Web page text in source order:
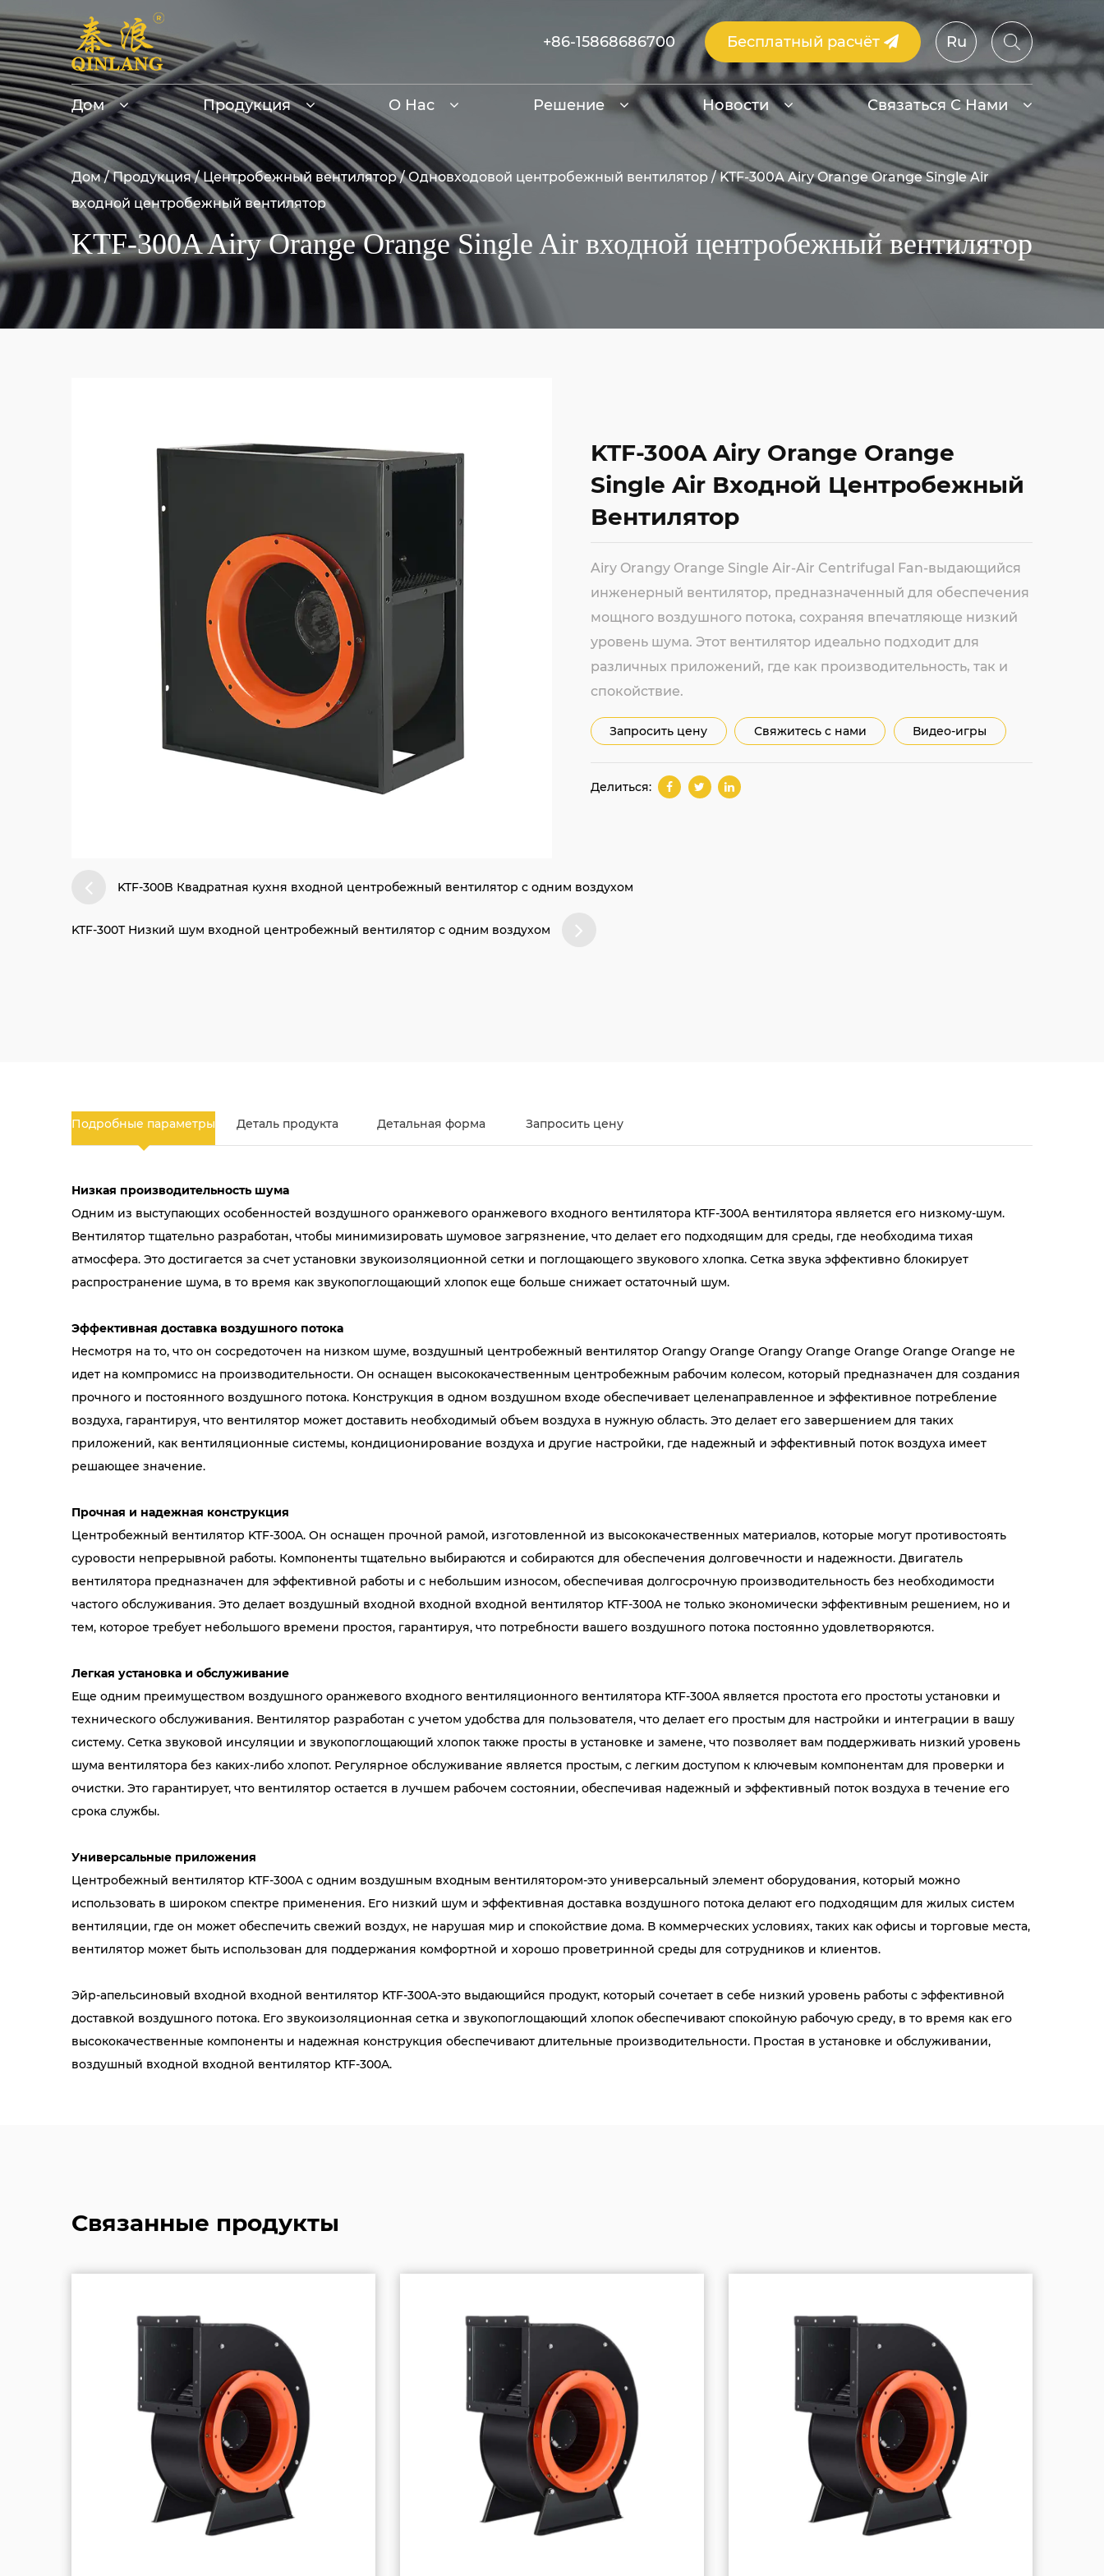
+86-15868686700 Бесплатный расчёт Ru
Дом Продукция О Нас Решение Новости Связаться С Нами
Дом/Продукция/Центробежный вентилятор/Одновходовой центробежный вентилятор /KTF-300A Airy Orange Orange Single Air
входной центробежный вентилятор
KTF-300A Airy Orange Orange Single Air входной центробежный вентилятор
KTF-300A Airy Orange Orange
Single Air Входной Центробежный
Вентилятор
Airy Orangy Orange Single Air-Air Centrifugal Fan-выдающийся
инженерный вентилятор, предназначенный для обеспечения
мощного воздушного потока, сохраняя впечатляюще низкий
уровень шума. Этот вентилятор идеально подходит для
различных приложений, где как производительность, так и
спокойствие.
Запросить цену Свяжитесь с нами Видео-игры
Делиться:
KTF-300B Квадратная кухня входной центробежный вентилятор с одним воздухом
KTF-300T Низкий шум входной центробежный вентилятор с одним воздухом
Подробные параметры Деталь продукта Детальная форма Запросить цену
Низкая производительность шума
Одним из выступающих особенностей воздушного оранжевого оранжевого входного вентилятора KTF-300A вентилятора является его низкому-шум.
Вентилятор тщательно разработан, чтобы минимизировать шумовое загрязнение, что делает его подходящим для среды, где необходима тихая
атмосфера. Это достигается за счет установки звукоизоляционной сетки и поглощающего звукового хлопка. Сетка звука эффективно блокирует
распространение шума, в то время как звукопоглощающий хлопок еще больше снижает остаточный шум.
Эффективная доставка воздушного потока
Несмотря на то, что он сосредоточен на низком шуме, воздушный центробежный вентилятор Orangy Orange Orangy Orange Orange Orange Orange не
идет на компромисс на производительности. Он оснащен высококачественным центробежным рабочим колесом, который предназначен для создания
прочного и постоянного воздушного потока. Конструкция в одном воздушном входе обеспечивает целенаправленное и эффективное потребление
воздуха, гарантируя, что вентилятор может доставить необходимый объем воздуха в нужную область. Это делает его завершением для таких
приложений, как вентиляционные системы, кондиционирование воздуха и другие настройки, где надежный и эффективный поток воздуха имеет
решающее значение.
Прочная и надежная конструкция
Центробежный вентилятор KTF-300A. Он оснащен прочной рамой, изготовленной из высококачественных материалов, которые могут противостоять
суровости непрерывной работы. Компоненты тщательно выбираются и собираются для обеспечения долговечности и надежности. Двигатель
вентилятора предназначен для эффективной работы и с небольшим износом, обеспечивая долгосрочную производительность без необходимости
частого обслуживания. Это делает воздушный входной входной входной вентилятор KTF-300A не только экономически эффективным решением, но и
тем, которое требует небольшого времени простоя, гарантируя, что потребности вашего воздушного потока постоянно удовлетворяются.
Легкая установка и обслуживание
Еще одним преимуществом воздушного оранжевого входного вентиляционного вентилятора KTF-300A является простота его простоты установки и
технического обслуживания. Вентилятор разработан с учетом удобства для пользователя, что делает его простым для настройки и интеграции в вашу
систему. Сетка звуковой инсуляции и звукопоглощающий хлопок также просты в установке и замене, что позволяет вам поддерживать низкий уровень
шума вентилятора без каких-либо хлопот. Регулярное обслуживание является простым, с легким доступом к ключевым компонентам для проверки и
очистки. Это гарантирует, что вентилятор остается в лучшем рабочем состоянии, обеспечивая надежный и эффективный поток воздуха в течение его
срока службы.
Универсальные приложения
Центробежный вентилятор KTF-300A с одним воздушным входным вентилятором-это универсальный элемент оборудования, который можно
использовать в широком спектре применения. Его низкий шум и эффективная доставка воздушного потока делают его подходящим для жилых систем
вентиляции, где он может обеспечить свежий воздух, не нарушая мир и спокойствие дома. В коммерческих условиях, таких как офисы и торговые места,
вентилятор может быть использован для поддержания комфортной и хорошо проветринной среды для сотрудников и клиентов.
Эйр-апельсиновый входной входной вентилятор KTF-300A-это выдающийся продукт, который сочетает в себе низкий уровень работы с эффективной
доставкой воздушного потока. Его звукоизоляционная сетка и звукопоглощающий хлопок обеспечивают спокойную рабочую среду, в то время как его
высококачественные компоненты и надежная конструкция обеспечивают длительные производительности. Простая в установке и обслуживании,
воздушный входной входной вентилятор KTF-300A.
Связанные продукты